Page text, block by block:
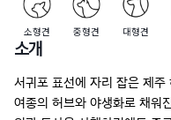
소형견 중형견 대형견
소개
서귀포 표선에 자리 잡은 제
여종의 허브와 야생화로 채워